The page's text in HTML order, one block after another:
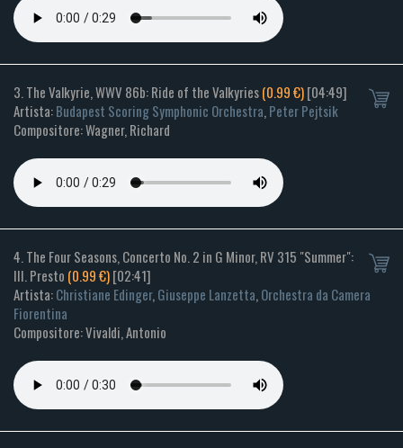
3. The Valkyrie, WWV 86b: Ride of the Valkyries(0.99 €)[04:49]
Artista:Budapest Scoring Symphonic Orchestra,Peter Pejtsik
Compositore: Wagner, Richard
4. The Four Seasons, Concerto No. 2 in G Minor, RV 315 "Summer":
III. Presto (0.99 €)[02:41]
Artista:Christiane Edinger,Giuseppe Lanzetta,Orchestra da Camera
Fiorentina
Compositore: Vivaldi, Antonio